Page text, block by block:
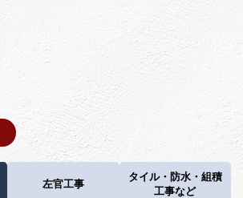
左官工事
タイル・防水・組積
工事など